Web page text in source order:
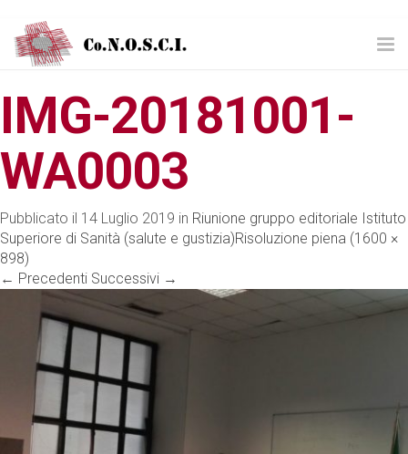
IMG-20181001-
WA0003
Pubblicato il 14 Luglio 2019 in Riunione gruppo editoriale Istituto
Superiore di Sanità (salute e gustizia)Risoluzione piena (1600 ×
898)
← Precedenti Successivi →